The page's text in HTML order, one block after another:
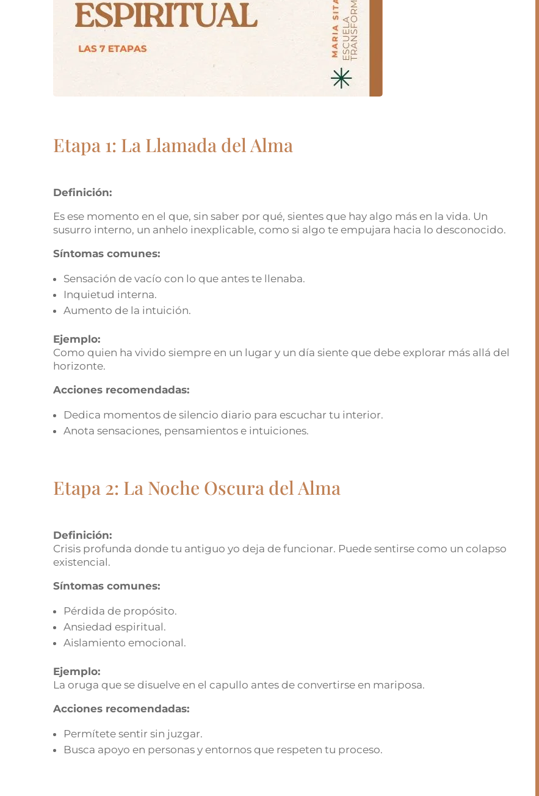
Etapa 1: La Llamada del Alma
Definición:
Es ese momento en el que, sin saber por qué, sientes que hay algo más en la vida. Un
susurro interno, un anhelo inexplicable, como si algo te empujara hacia lo desconocido.
Síntomas comunes:
Sensación de vacío con lo que antes te llenaba.
Inquietud interna.
Aumento de la intuición.
Ejemplo:
Como quien ha vivido siempre en un lugar y un día siente que debe explorar más allá del
horizonte.
Acciones recomendadas:
Dedica momentos de silencio diario para escuchar tu interior.
Anota sensaciones, pensamientos e intuiciones.
Etapa 2: La Noche Oscura del Alma
Definición:
Crisis profunda donde tu antiguo yo deja de funcionar. Puede sentirse como un colapso
existencial.
Síntomas comunes:
Pérdida de propósito.
Ansiedad espiritual.
Aislamiento emocional.
Ejemplo:
La oruga que se disuelve en el capullo antes de convertirse en mariposa.
Acciones recomendadas:
Permítete sentir sin juzgar.
Busca apoyo en personas y entornos que respeten tu proceso.